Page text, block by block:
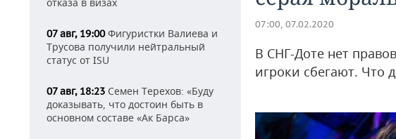
07 авг, 19:00Фигуристки Валиева и
Трусова получили нейтральный
статус от ISU
07 авг, 18:23 Семен Терехов: «Буду
доказывать, что достоин быть в
основном составе «Ак Барса»
07:00, 07.02.2020
В СНГ-Доте нет
игроки сбегают. Что